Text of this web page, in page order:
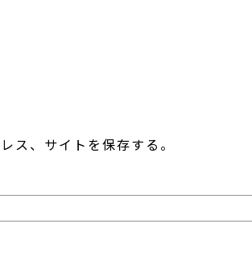
ス、サイトを保存する。